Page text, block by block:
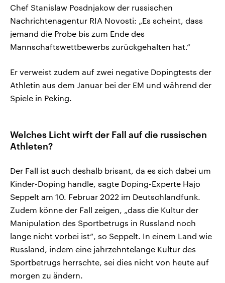
Chef Stanislaw Posdnjakow der russischen
Nachrichtenagentur RIA Novosti: „Es scheint, dass
jemand die Probe bis zum Ende des
Mannschaftswettbewerbs zurückgehalten hat.“
Er verweist zudem auf zwei negative Dopingtests der
Athletin aus dem Januar bei der EM und während der
Spiele in Peking.
Welches Licht wirft der Fall auf die russischen
Athleten?
Der Fall ist auch deshalb brisant, da es sich dabei um
Kinder-Doping handle, sagte Doping-Experte Hajo
Seppelt am 10. Februar 2022 im Deutschlandfunk.
Zudem könne der Fall zeigen, „dass die Kultur der
Manipulation des Sportbetrugs in Russland noch
lange nicht vorbei ist“, so Seppelt. In einem Land wie
Russland, indem eine jahrzehntelange Kultur des
Sportbetrugs herrschte, sei dies nicht von heute auf
morgen zu ändern.